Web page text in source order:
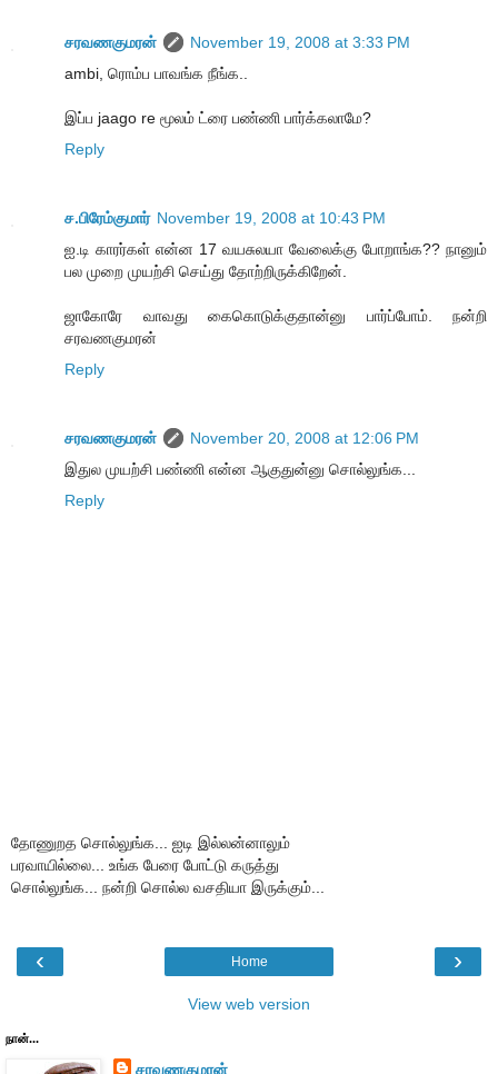
சரவணகுமரன்
November 19, 2008 at 3:33 PM
ambi, ரொம்ப பாவங்க நீங்க..
இப்ப jaago re மூலம் ட்ரை பண்ணி பார்க்கலாமே?
Reply
ச.பிரேம்குமார் November 19, 2008 at 10:43 PM
ஐ.டி காரர்கள் என்ன 17 வயசுலயா வேலைக்கு போறாங்க?? நானும்
பல முறை முயற்சி செய்து தோற்றிருக்கிறேன்.
ஜாகோரே வாவது கைகொடுக்குதான்னு பார்ப்போம். நன்றி
சரவணகுமரன்
Reply
சரவணகுமரன்
November 20, 2008 at 12:06 PM
இதுல முயற்சி பண்ணி என்ன ஆகுதுன்னு சொல்லுங்க...
Reply
தோணுறத சொல்லுங்க... ஐடி இல்லன்னாலும்
பரவாயில்லை... உங்க பேரை போட்டு கருத்து
சொல்லுங்க... நன்றி சொல்ல வசதியா இருக்கும்...
‹ ›
Home
View web version
நான்...
சரவணகுமரன்